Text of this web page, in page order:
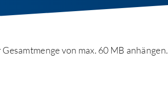
von max. 60 MB anhängen.